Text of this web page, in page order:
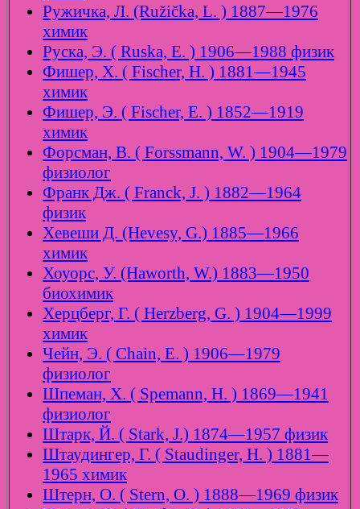
Ружичка, Л. (Ružička, L. ) 1887—1976
химик
Руска, Э. ( Ruska, E. ) 1906—1988 физик
Фишер, Х. ( Fischer, H. ) 1881—1945
химик
Фишер, Э. ( Fischer, E. ) 1852—1919
химик
Форсман, В. ( Forssmann, W. ) 1904—1979
физиолог
Франк Дж. ( Franck, J. ) 1882—1964
физик
Хевеши Д. (Hevesy, G.) 1885—1966
химик
Хоуорс, У. (Haworth, W.) 1883—1950
биохимик
Херцберг, Г. ( Herzberg, G. ) 1904—1999
химик
Чейн, Э. ( Chain, E. ) 1906—1979
физиолог
Шпеман, Х. ( Spemann, H. ) 1869—1941
физиолог
Штарк, Й. ( Stark, J.) 1874—1957 физик
Штаудингер, Г. ( Staudinger, H. ) 1881—
1965 химик
Штерн, О. ( Stern, O. ) 1888—1969 физик